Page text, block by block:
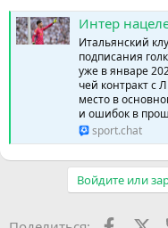
Интер нацелен на Иллана Мезлье из Лидс Юнайтед
Итальянский
подписания
уже в январе
чей контракт с
место в
и ошибок в
sport.chat
Войдите или